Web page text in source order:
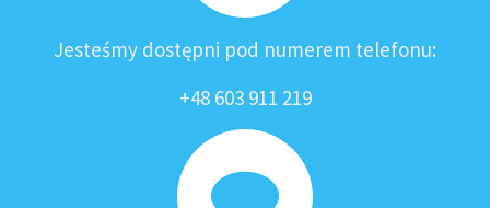
Jesteśmy dostępni pod numerem telefonu:
+48 603 911 219